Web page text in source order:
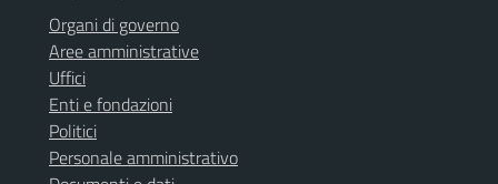
Organi di governo
Aree amministrative
Uffici
Enti e fondazioni
Politici
Personale amministrativo